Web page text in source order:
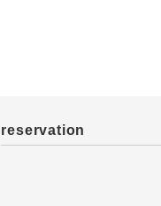
reservation